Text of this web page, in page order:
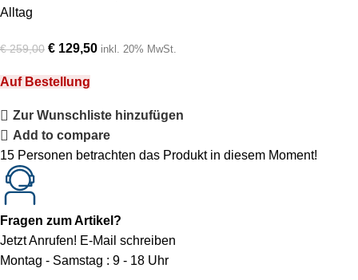
Alltag
€259,00 € 129,50 inkl. 20% MwSt.
Auf Bestellung
Zur Wunschliste hinzufügen
Add to compare
15 Personen betrachten das Produkt in diesem Moment!
Fragen zum Artikel?
Jetzt Anrufen! E-Mail schreiben
Montag - Samstag : 9 - 18 Uhr